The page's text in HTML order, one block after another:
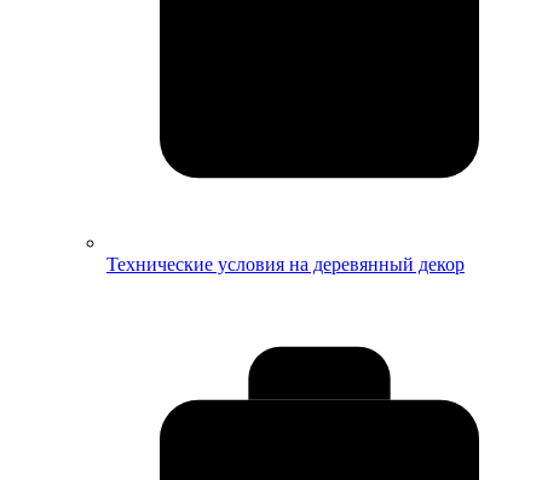
Технические условия на деревянный декор